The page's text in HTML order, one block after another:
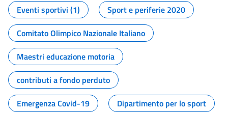
Eventi sportivi (1)
Sport e periferie 2020
Comitato Olimpico Nazionale Italiano
Maestri educazione motoria
contributi a fondo perduto
Emergenza Covid-19
Dipartimento per lo sport